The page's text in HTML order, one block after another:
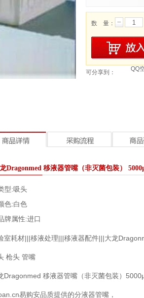
数 量：
可分享到： QQ
Dragonmed 移液器管嘴（非灭菌包装）
型:吸头
色:白色
牌属性:进口
室耗材|||移液处理|||移液器配件|||大龙
枪头 管嘴
Dragonmed 移液器管嘴（非灭菌包装）
易购安品质提供的分液器管嘴，